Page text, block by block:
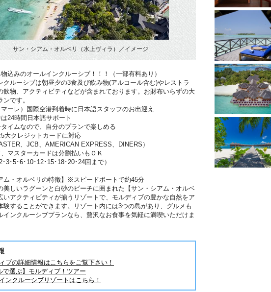
サン・シアム・オルベリ（水上ヴィラ）／イメージ
込みのオールインクルーシブ！！！（一部有料あり）
ルーシブは朝昼夕の3食及び飲み物(アルコール含む)やレストラ
飲物、アクティビティなどが含まれております。お財布いらずの大
です。
ーレ）国際空港到着時に日本語スタッフのお出迎え
24時間日本語サポート
イムなので、自分のプランで楽しめる
大クレジットカードに対応
、JCB、AMERICAN EXPRESS、DINERS）
マスターカードは分割払いもＯＫ
･3･5･6･10･12･15･18･20･24回まで）
ム・オルベリの特徴】※スピードボートで約45分
美しいラグーンと白砂のビーチに囲まれた【サン・シアム・オルベ
いアクティビティが揃うリゾートで、モルディブの豊かな自然をア
験することができます。リゾート内には3つの島があり、グルメも
インクルーシブプランなら、贅沢なお食事を気軽に満喫いただけま
ブの詳細情報はこちらをご覧下さい！
で選ぶ】モルディブ！ツアー
ンクルーシブリゾートはこちら！